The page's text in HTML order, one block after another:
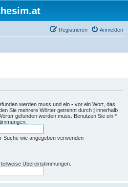
Anmelden
Registrieren
werden muss und ein - vor ein Wort, das
Sie mehrere Wörter getrennt durch | innerhalb
gefunden werden muss. Benutzen Sie ein *
Suche wie angegeben verwenden
Übereinstimmungen.